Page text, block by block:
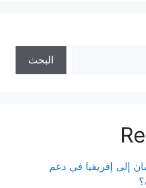
البحث
إلى إفريقيا في دعم